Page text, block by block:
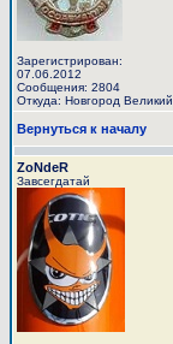
Зарегистрирован:
07.06.2012
Сообщения: 2804
Откуда: Новгород Великий
Вернуться к началу
ZoNdeR
Завсегдатай